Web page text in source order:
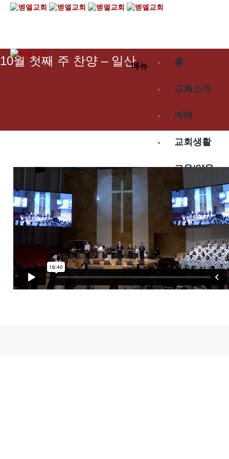
홈
교회소개
예배
교회생활
교육/양육
공동체
벧엘스토리
새가족등록
메뉴
10월 첫째 주 찬양 – 일산